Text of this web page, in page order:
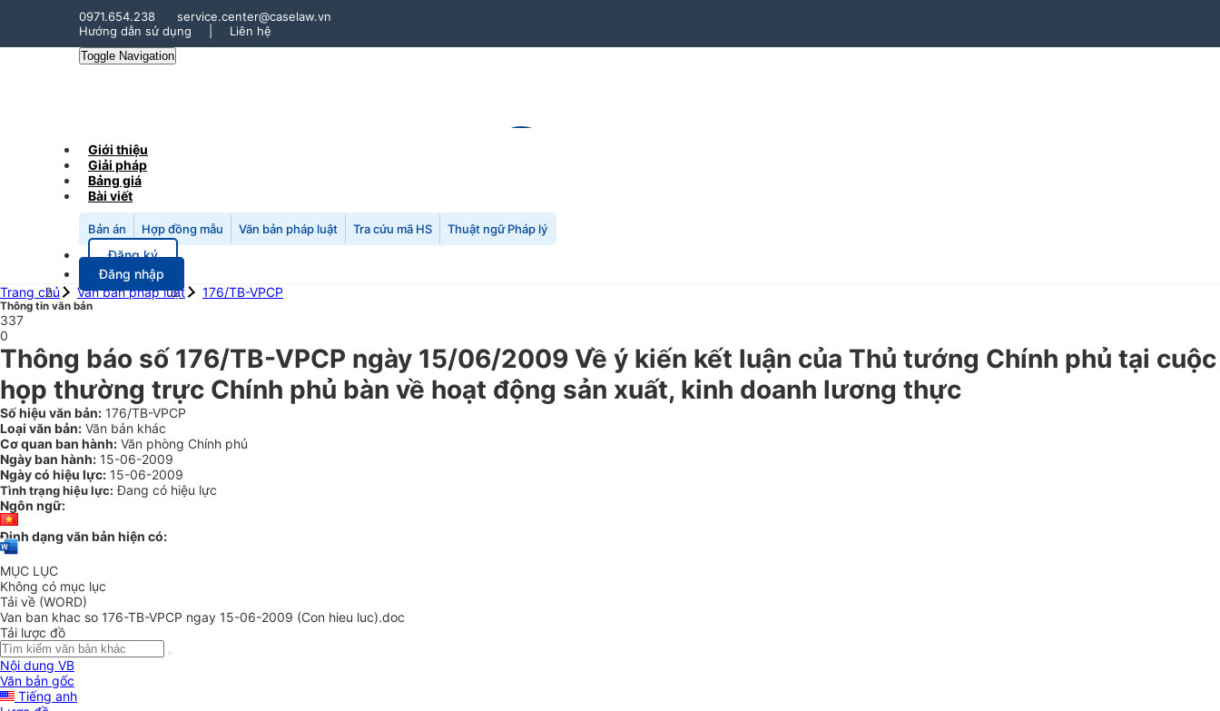
0971.654.238
service.center@caselaw.vn
Hướng dẫn sử dụng
Liên hệ
Toggle Navigation
Giới thiệu
Giải pháp
Bảng giá
Bài viết
Bản án Hợp đồng mẫu Văn bản pháp luật Tra cứu mã HS Thuật ngữ Pháp lý
Đăng ký
Đăng nhập
Trang chủ
Văn bản pháp luật 176/TB-VPCP
Thông tin văn bản
337
0
Thông báo số 176/TB-VPCP ngày 15/06/2009 Về ý kiến kết luận của Thủ tướng Chính phủ tại cuộc
họp thường trực Chính phủ bàn về hoạt động sản xuất, kinh doanh lương thực
Số hiệu văn bản: 176/TB-VPCP
Loại văn bản: Văn bản khác
Cơ quan ban hành: Văn phòng Chính phủ
Ngày ban hành: 15-06-2009
Ngày có hiệu lực: 15-06-2009
Tình trạng hiệu lực: Đang có hiệu lực
Ngôn ngữ:
Định dạng văn bản hiện có:
MỤC LỤC
Không có mục lục
Tải về (WORD)
Van ban khac so 176-TB-VPCP ngay 15-06-2009 (Con hieu luc).doc
Tải lược đồ
Nội dung VB
Văn bản gốc
Tiếng anh